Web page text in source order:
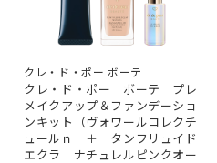
クレ・ド・ポー ボーテ
クレ・ド・ポー ボーテ プレ
メイクアップ＆ファンデーショ
ンキット（ヴォワールコレクチ
ュールｎ ＋ タンフリュイド
エクラ ナチュレルピンクオー